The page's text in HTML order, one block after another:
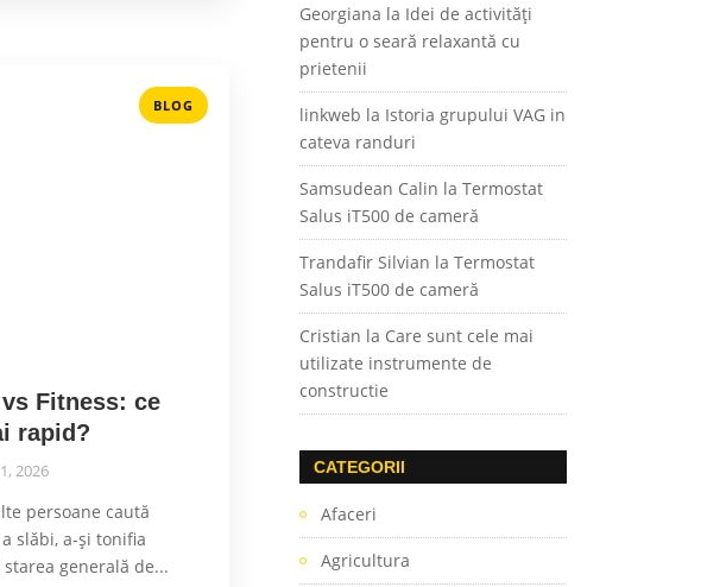
BLOG
Fitness: ce
rapid?
2026
persoane caută
slăbi, a-și tonifia
generală de...
Georgiana la Idei de activități
pentru o seară relaxantă cu
prietenii
linkweb la Istoria grupului VAG in
cateva randuri
Samsudean Calin laTermostat
Salus iT500 de cameră
Trandafir Silvian laTermostat
Salus iT500 de cameră
Cristian la Care sunt cele mai
utilizate instrumente de
constructie
CATEGORII
Afaceri
Agricultura